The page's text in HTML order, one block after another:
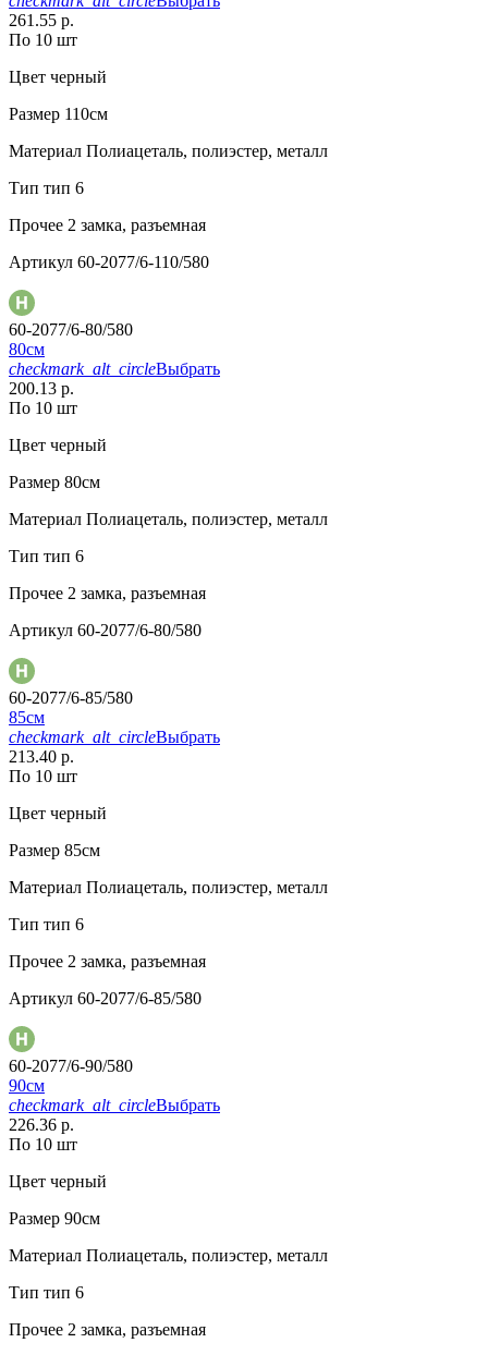
261.55 р.
По 10 шт
Цвет черный
Размер 110см
Материал Полиацеталь, полиэстер, металл
Тип тип 6
Прочее 2 замка, разъемная
Артикул 60-2077/6-110/580
60-2077/6-80/580
80см
checkmark_alt_circleВыбрать
200.13 р.
По 10 шт
Цвет черный
Размер 80см
Материал Полиацеталь, полиэстер, металл
Тип тип 6
Прочее 2 замка, разъемная
Артикул 60-2077/6-80/580
60-2077/6-85/580
85см
checkmark_alt_circleВыбрать
213.40 р.
По 10 шт
Цвет черный
Размер 85см
Материал Полиацеталь, полиэстер, металл
Тип тип 6
Прочее 2 замка, разъемная
Артикул 60-2077/6-85/580
60-2077/6-90/580
90см
checkmark_alt_circleВыбрать
226.36 р.
По 10 шт
Цвет черный
Размер 90см
Материал Полиацеталь, полиэстер, металл
Тип тип 6
Прочее 2 замка, разъемная